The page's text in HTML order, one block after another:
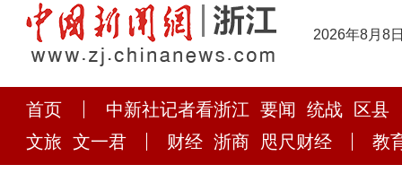
2026年8月8
首页 中新社记者看浙江 要闻 统战
区县
文旅 文一君 财经 浙商 咫尺财经 教